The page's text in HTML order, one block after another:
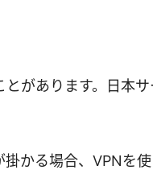
があります。日本
かる場合、VPNを